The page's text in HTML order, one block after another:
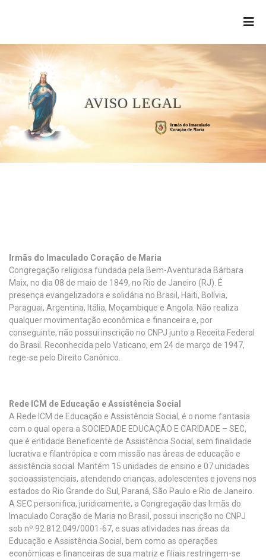
AVISO LEGAL
Irmãs do Imaculado Coração de Maria
Congregação religiosa fundada pela Bem-Aventurada Bárbara
Maix, no dia 08 de maio de 1849, no Rio de Janeiro (RJ). É
presença evangelizadora e solidária no Brasil, Haiti, Bolívia,
Paraguai, Argentina, Itália, Moçambique e Angola. Não realiza
qualquer movimentação econômica e financeira e, por
conseguinte, não possui inscrição no CNPJ junto a Receita Federal
do Brasil. Reconhecida pelo Vaticano, em 24 de março de 1947,
rege-se pelo Direito Canônico.
Rede ICM de Educação e Assistência Social
A Rede ICM de Educação e Assistência Social, é o nome fantasia
com o qual opera a SOCIEDADE EDUCAÇÃO E CARIDADE – SEC,
que é entidade Beneficente de Assistência Social, sem finalidade
lucrativa e filantrópica e com missão nas áreas de educação e
assistência social. Mantém 15 unidades de ensino e 07 unidades
socioassistenciais, atendendo crianças, adolescentes e jovens nos
estados do Rio Grande do Sul, Paraná, São Paulo e Rio de Janeiro.
A SEC personifica, juridicamente, a Congregação das Irmãs do
Imaculado Coração de Maria no Brasil, possui inscrição no CNPJ
sob nº 92.812.049/0001-67, e suas atividades nas áreas da
Educação e Assistência Social, bem como as operações
econômicas e financeiras de sua matriz e filiais restringem-se